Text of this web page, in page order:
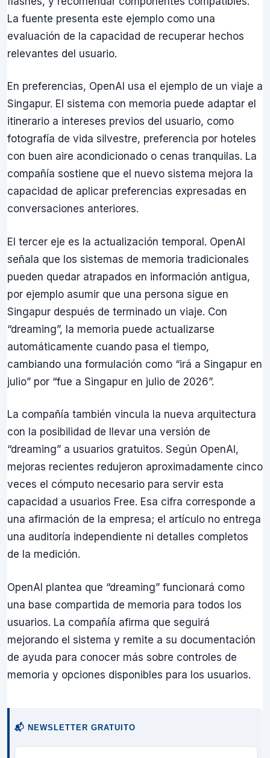
La fuente presenta este ejemplo como una
evaluación de la capacidad de recuperar hechos
relevantes del usuario.
En preferencias, OpenAI usa el ejemplo de un viaje a
Singapur. El sistema con memoria puede adaptar el
itinerario a intereses previos del usuario, como
fotografía de vida silvestre, preferencia por hoteles
con buen aire acondicionado o cenas tranquilas. La
compañía sostiene que el nuevo sistema mejora la
capacidad de aplicar preferencias expresadas en
conversaciones anteriores.
El tercer eje es la actualización temporal. OpenAI
señala que los sistemas de memoria tradicionales
pueden quedar atrapados en información antigua,
por ejemplo asumir que una persona sigue en
Singapur después de terminado un viaje. Con
“dreaming”, la memoria puede actualizarse
automáticamente cuando pasa el tiempo,
cambiando una formulación como “irá a Singapur en
julio” por “fue a Singapur en julio de 2026”.
La compañía también vincula la nueva arquitectura
con la posibilidad de llevar una versión de
“dreaming” a usuarios gratuitos. Según OpenAI,
mejoras recientes redujeron aproximadamente cinco
veces el cómputo necesario para servir esta
capacidad a usuarios Free. Esa cifra corresponde a
una afirmación de la empresa; el artículo no entrega
una auditoría independiente ni detalles completos
de la medición.
OpenAI plantea que “dreaming” funcionará como
una base compartida de memoria para todos los
usuarios. La compañía afirma que seguirá
mejorando el sistema y remite a su documentación
de ayuda para conocer más sobre controles de
memoria y opciones disponibles para los usuarios.
📬 NEWSLETTER GRATUITO